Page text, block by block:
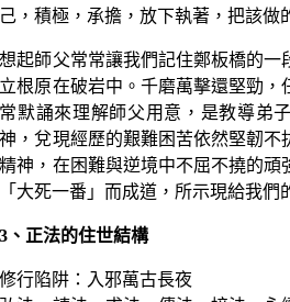
己，積極，承擔，放下執著，把該做
想起師父常常讓我們記住鄭板橋的一
立根原在破岩中。千磨萬擊還堅勁，
常默誦來理解師父用意，是教導弟
神，兌現經歷的艱難困苦依然堅韌不
精神，在困難與逆境中不屈不撓的頑
「大死一番」而成道，所示現給我們
3、正法的住世結構
修行陷阱：入邪萬古長夜